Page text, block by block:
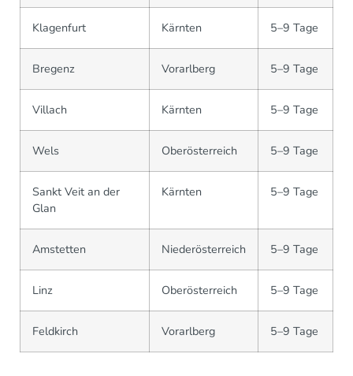
Klagenfurt Kärnten 5–9 Tage
Bregenz Vorarlberg 5–9 Tage
Villach Kärnten 5–9 Tage
Wels Oberösterreich 5–9 Tage
Sankt Veit an der
Glan
Kärnten 5–9 Tage
Amstetten Niederösterreich 5–9 Tage
Linz Oberösterreich 5–9 Tage
Feldkirch Vorarlberg 5–9 Tage